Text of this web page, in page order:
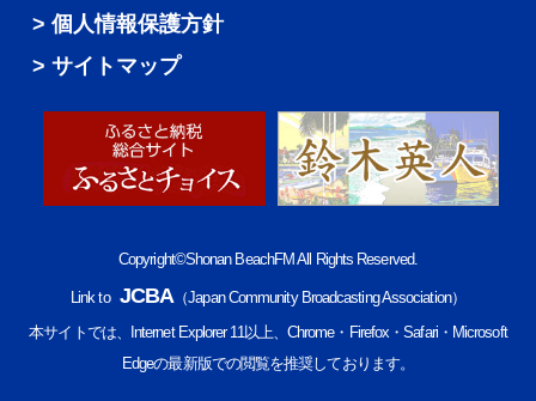
個人情報保護方針
サイトマップ
Copyright©Shonan BeachFM All Rights Reserved.
Link to JCBA （Japan Community Broadcasting Association）
本サイトでは、Internet Explorer 11以上、Chrome・Firefox・Safari・Microsoft
Edgeの最新版での閲覧を推奨しております。